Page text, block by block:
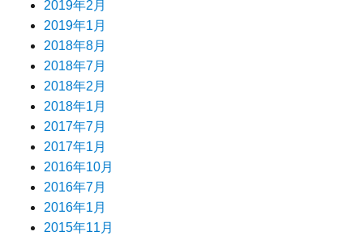
2019年2月
2019年1月
2018年8月
2018年7月
2018年2月
2018年1月
2017年7月
2017年1月
2016年10月
2016年7月
2016年1月
2015年11月